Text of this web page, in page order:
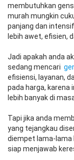
membutuhkan
murah mungkin
panjang dan
lebih awet, efisien,
Jadi apakah anda
sedang mencari
efisiensi, layanan,
pada harga, karena
lebih banyak di
Tapi jika anda
yang tejangkau
diempet lama-lama
siap menjawab